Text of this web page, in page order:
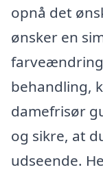
opnå det
ønsker en
behandling,
damefrisør
og sikre, at
udseende.